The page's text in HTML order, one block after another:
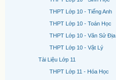
THPT Lớp 10 - Tiếng Anh
THPT Lớp 10 - Toán Học
THPT Lớp 10 - Văn Sử Địa
THPT Lớp 10 - Vật Lý
Tài Liệu Lớp 11
THPT Lớp 11 - Hóa Học